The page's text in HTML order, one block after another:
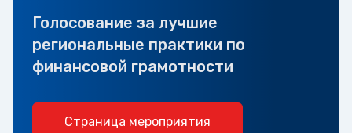
Голосование за лучшие
региональные практики по
финансовой грамотности
Страница мероприятия